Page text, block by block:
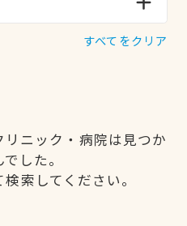
すべてをクリア
ニック・病院は見つか
した。
索してください。